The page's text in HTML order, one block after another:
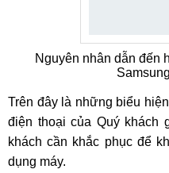
Nguyên nhân dẫn đến
Trên đây là những biểu
điện thoại của Quý khách
khách cần khắc phục để
dụng máy.